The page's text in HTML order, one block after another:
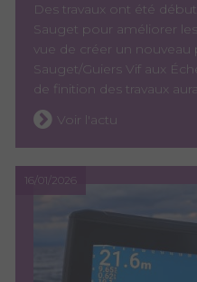
Des travaux ont été
Sauget pour améliorer
vue de créer un nouveau
Sauget/Guiers Vif aux
de finition des travaux
Voir l'actu
16/01/2026